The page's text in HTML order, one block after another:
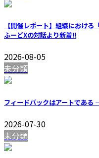
【開催レポート】組織におけ
ふーどXの対話より新着!!
2026-08-05
未分類
フィードバックはアートである
2026-07-30
未分類